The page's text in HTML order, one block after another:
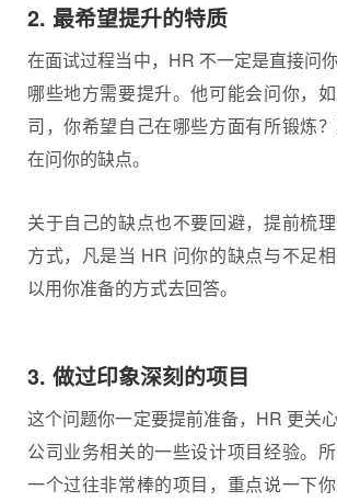
2. 最希望提升的特质
在面试过程当中，HR 不一定是直接问
哪些地方需要提升。他可能会问你，
司，你希望自己在哪些方面有所锻炼
在问你的缺点。
关于自己的缺点也不要回避，提前梳
方式，凡是当 HR 问你的缺点与不足
以用你准备的方式去回答。
3. 做过印象深刻的项目
这个问题你一定要提前准备，HR 更关
公司业务相关的一些设计项目经验。
一个过往非常棒的项目，重点说一下